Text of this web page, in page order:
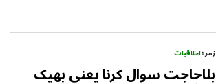
زمرہاخلاقیات
بلاحاجت سوال کرنا یعنی بھیک